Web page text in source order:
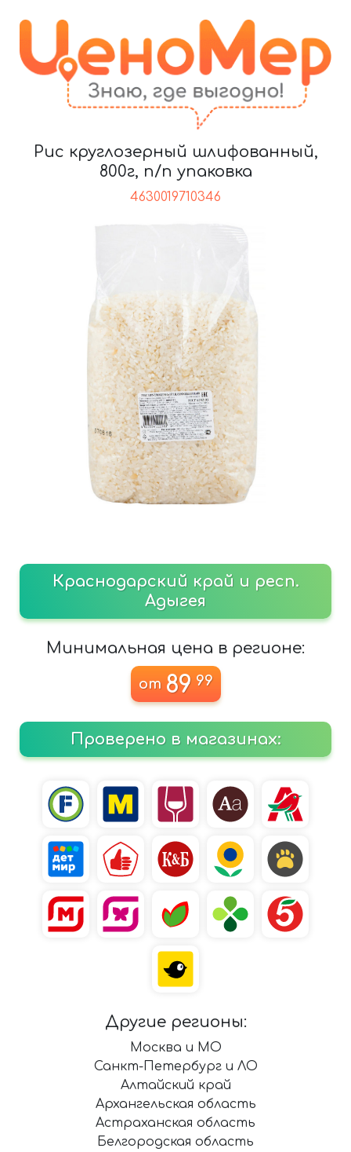
Рис круглозерный шлифованный,
800г, п/п упаковка
4630019710346
Краснодарский край и респ.
Адыгея
Минимальная цена в регионе:
от 89 99
Проверено в магазинах:
Другие регионы:
Москва и МО
Санкт-Петербург и ЛО
Алтайский край
Архангельская область
Астраханская область
Белгородская область